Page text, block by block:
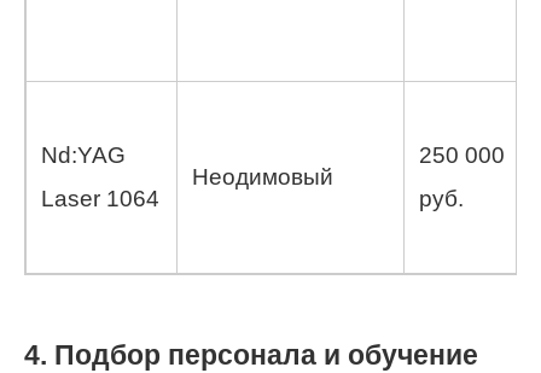
Nd:YAG
Laser 1064
Неодимовый
250 000
руб.
4. Подбор персонала и обучение